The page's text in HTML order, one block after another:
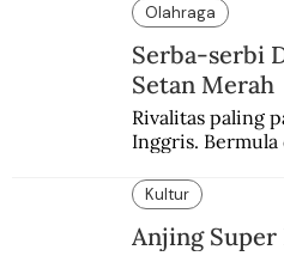
Olahraga
Serba-serbi
Setan Merah
Rivalitas paling
Inggris.
Kultur
Anjing Super